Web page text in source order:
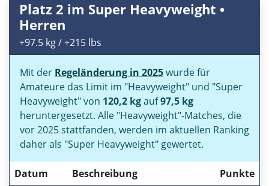
Platz 2 im Super Heavyweight •
Herren
+97.5 kg / +215 lbs
Mit der Regeländerung in 2025wurde für
Amateure das Limit im Heavyweight und Super
Heavyweight von 120,2 kgauf97,5 kg
heruntergesetzt. Alle Heavyweight -Matches, die
vor 2025 stattfanden, werden im aktuellen Ranking
daher als Super Heavyweight gewertet.
Datum Beschreibung Punkte